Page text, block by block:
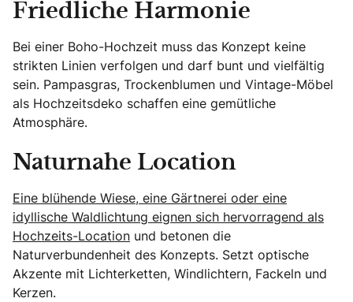
Friedliche Harmonie
Bei einer Boho-Hochzeit muss das Konzept keine
strikten Linien verfolgen und darf bunt und vielfältig
sein. Pampasgras, Trockenblumen und Vintage-Möbel
als Hochzeitsdeko schaffen eine gemütliche
Atmosphäre.
Naturnahe Location
Eine blühende Wiese, eine Gärtnerei oder eine
idyllische Waldlichtung eignen sich hervorragend als
Hochzeits-Location und betonen die
Naturverbundenheit des Konzepts. Setzt optische
Akzente mit Lichterketten, Windlichtern, Fackeln und
Kerzen.